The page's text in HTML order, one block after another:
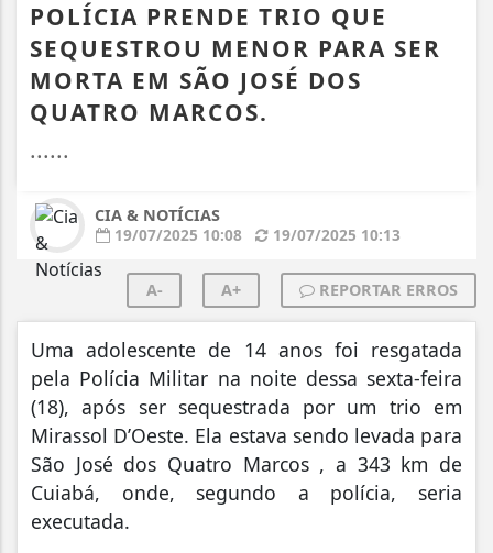
POLÍCIA PRENDE TRIO QUE
SEQUESTROU MENOR PARA SER
MORTA EM SÃO JOSÉ DOS
QUATRO MARCOS.
......
CIA & NOTÍCIAS
19/07/2025 10:08
19/07/2025 10:13
A- A+ REPORTAR ERROS
Uma adolescente de 14 anos foi resgatada
pela Polícia Militar na noite dessa sexta-feira
(18), após ser sequestrada por um trio em
Mirassol D’Oeste. Ela estava sendo levada para
São José dos Quatro Marcos , a 343 km de
Cuiabá, onde, segundo a polícia, seria
executada.